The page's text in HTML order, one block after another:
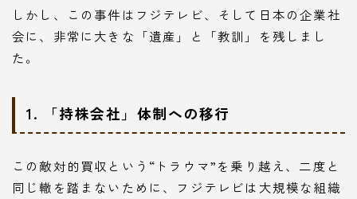
しかし、この事件はフジテレビ、そして日本の企業社
会に、非常に大きな「遺産」と「教訓」を残しまし
た。
1. 「持株会社」体制への移行
この敵対的買収という“トラウマ”を乗り越え、二度と
同じ轍を踏まないために、フジテレビは大規模な組織